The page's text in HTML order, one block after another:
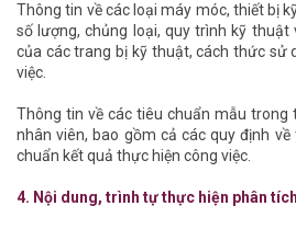
Thông tin về các loại máy móc, thiết bị
số lượng, chủng loại, quy trình kỹ
của các trang bị kỹ thuật, cách thức sử
việc.
Thông tin về các tiêu chuẩn mẫu trong
nhân viên, bao gồm cả các quy định
chuẩn kết quả thực hiện công việc.
4. Nội dung, trình tự thực hiện phân